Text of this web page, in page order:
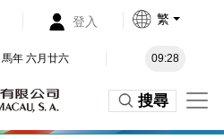
登入 繁
年 六月廿六 09:28
搜尋